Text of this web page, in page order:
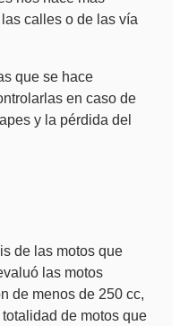
calles o de las vía
que se hace
en caso de
y la pérdida del
de las motos que
las motos
de menos de 250 cc,
de motos que